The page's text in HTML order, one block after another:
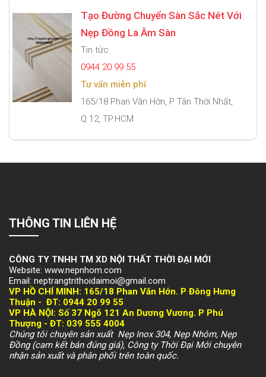
Tạo Đường Chuyển Sàn Sắc Nét Với
Nẹp Đồng La Âm Sàn
Tin tức
0944 20 99 55
Tư vấn miễn phí
165/18 Phan Văn Hớn, P Tân Thới Nhất,
Q 12, TP.HCM
THÔNG TIN LIÊN HỆ
CÔNG TY TNHH TM XD NỘI THẤT THỜI ĐẠI MỚI
Website: www.nepnhom.com
Email: neptrangtrithoidaimoi@gmail.com
VP HỒ CHÍ MINH: 165/18 Phan Văn Hớn. P Đông Hưng
Thuận - ĐT: 0944 20 99 55
VP HÀ NỘI: Số 37 Ngõ 121 An Dương Vương. P Phú
Thượng - ĐT: 039 555 4004
Chúng tôi chuyên sản xuất Nẹp Inox 304, Nẹp Nhôm, Nẹp
Đồng (cam kết bán đúng giá), Công ty Thời Đại Mới chuyên
nhận sản xuất và phân phối trên toàn quốc.